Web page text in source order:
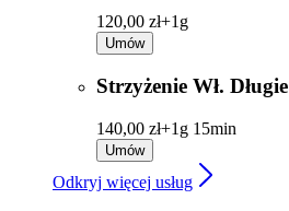
120,00 zł+1g
Umów
Strzyżenie Wł. Długie
140,00 zł+1g 15min
Umów
Odkryj więcej usług